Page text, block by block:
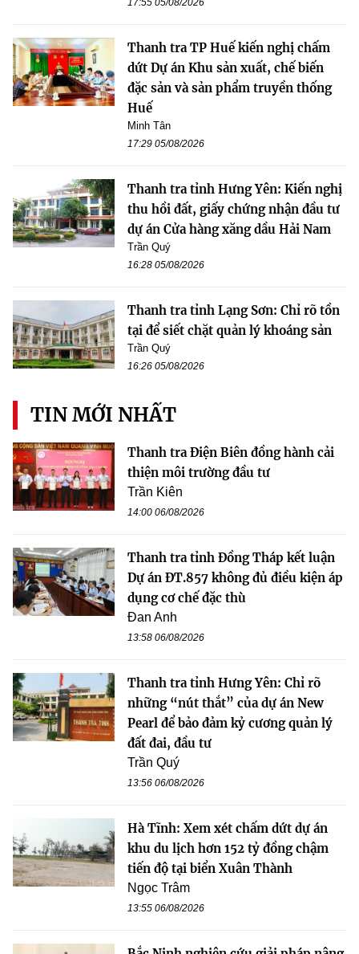
17:55 05/08/2026
Thanh tra TP Huế kiến nghị chấm
dứt Dự án Khu sản xuất, chế biến
đặc sản và sản phẩm truyền thống
Huế
Minh Tân
17:29 05/08/2026
Thanh tra tỉnh Hưng Yên: Kiến nghị
thu hồi đất, giấy chứng nhận đầu tư
dự án Cửa hàng xăng dầu Hải Nam
Trần Quý
16:28 05/08/2026
Thanh tra tỉnh Lạng Sơn: Chỉ rõ tồn
tại để siết chặt quản lý khoáng sản
Trần Quý
16:26 05/08/2026
TIN MỚI NHẤT
Thanh tra Điện Biên đồng hành cải
thiện môi trường đầu tư
Trần Kiên
14:00 06/08/2026
Thanh tra tỉnh Đồng Tháp kết luận
Dự án ĐT.857 không đủ điều kiện áp
dụng cơ chế đặc thù
Đan Anh
13:58 06/08/2026
Thanh tra tỉnh Hưng Yên: Chỉ rõ
những “nút thắt” của dự án New
Pearl để bảo đảm kỷ cương quản lý
đất đai, đầu tư
Trần Quý
13:56 06/08/2026
Hà Tĩnh: Xem xét chấm dứt dự án
khu du lịch hơn 152 tỷ đồng chậm
tiến độ tại biển Xuân Thành
Ngọc Trâm
13:55 06/08/2026